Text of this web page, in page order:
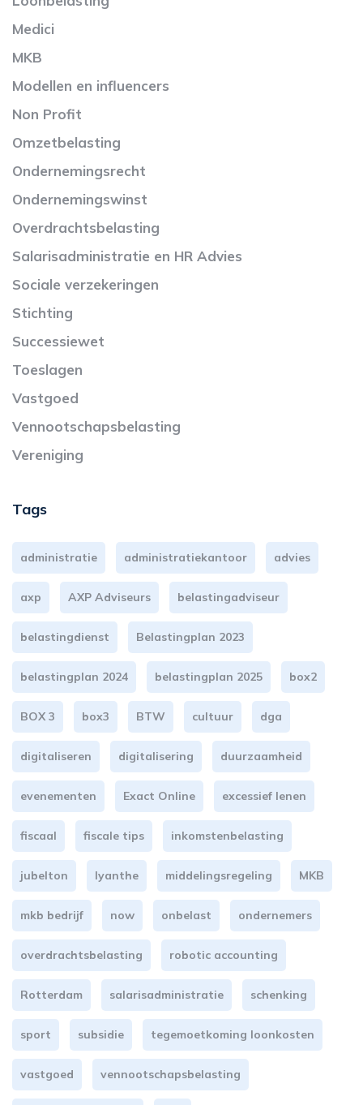
Medici
MKB
Modellen en influencers
Non Profit
Omzetbelasting
Ondernemingsrecht
Ondernemingswinst
Overdrachtsbelasting
Salarisadministratie en HR Advies
Sociale verzekeringen
Stichting
Successiewet
Toeslagen
Vastgoed
Vennootschapsbelasting
Vereniging
Tags
administratie administratiekantoor advies
axp AXP Adviseurs belastingadviseur
belastingdienst Belastingplan 2023
belastingplan 2024 belastingplan 2025 box2
BOX 3 box3 BTW cultuur dga
digitaliseren digitalisering duurzaamheid
evenementen Exact Online excessief lenen
fiscaal fiscale tips inkomstenbelasting
jubelton lyanthe middelingsregeling MKB
mkb bedrijf now onbelast ondernemers
overdrachtsbelasting robotic accounting
Rotterdam salarisadministratie schenking
sport subsidie tegemoetkoming loonkosten
vastgoed vennootschapsbelasting